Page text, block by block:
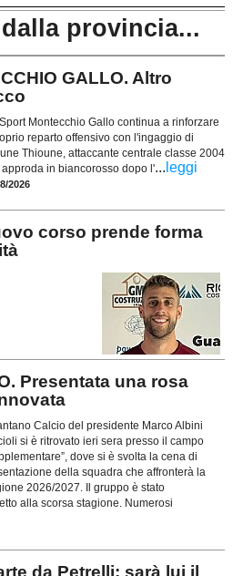
provincia...
GALLO. Altro
Sport Montecchio Gallo continua a rinforzare
reparto offensivo con l'ingaggio di
Thioune, attaccante centrale classe 2004
in biancorosso dopo l'... leggi
2026
corso prende forma
Presentata una rosa
Calcio del presidente Marco Albini
si è ritrovato ieri sera presso il campo
dove si è svolta la cena di
della squadra che affronterà la
2026/2027. Il gruppo è stato
alla scorsa stagione. Numerosi
da Petrelli: sarà lui il